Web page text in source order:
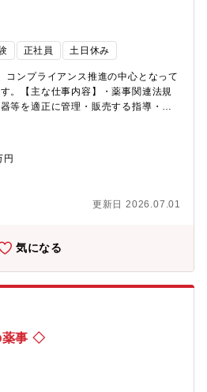
正社員 土日休み
コンプライアンス推進の中心となって
。【主な仕事内容】・薬事関連法規
等を適正に管理・販売する指導・安
連教育・顧客からの問い合わせ対応
更新日 2026.07.01
気になる
薬事 ◇